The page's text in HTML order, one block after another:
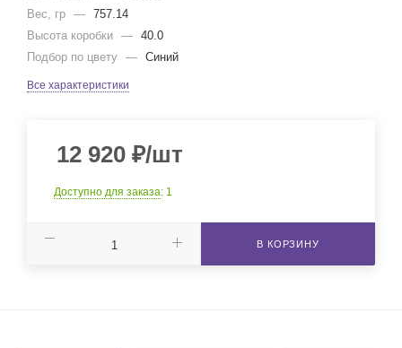
Вес, гр — 757.14
Высота коробки — 40.0
Подбор по цвету — Синий
Все характеристики
12 920 ₽/шт
Доступно для заказа: 1
В КОРЗИНУ